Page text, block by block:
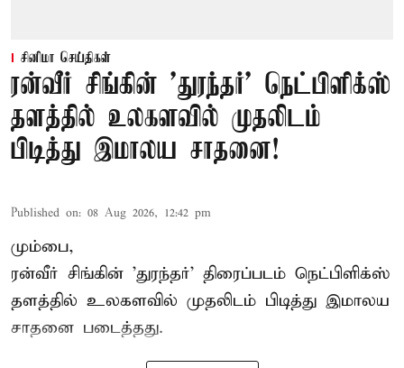
சினிமா செய்திகள்
ரன்வீர் சிங்கின் 'துரந்தர்' நெட்பிளிக்ஸ்
தளத்தில் உலகளவில் முதலிடம்
பிடித்து இமாலய சாதனை!
Published on: 08 Aug 2026, 12:42 pm
மும்பை,
ரன்வீர் சிங்கின் 'துரந்தர்' திரைப்படம் நெட்பிளிக்ஸ்
தளத்தில் உலகளவில் முதலிடம் பிடித்து இமாலய
சாதனை படைத்தது.